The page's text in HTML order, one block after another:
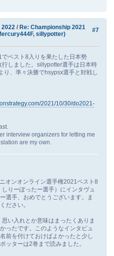
#7
/ Re: Championship 2021
sillypotter)
ベスト8入りを果たした日本勢
しました。sillypotter選手は日本時
り、準々決勝でhsypsx選手と対戦し
2021/10/30/do2021-
interview organizers for letting me
are my own.
オンオンライン選手権2021ベスト8
りーぽったー選手）にインタヴュ
選手、おめでとうございます。ま
ださい。
い入れとか意味はまったくありま
ったです。このようなインタビュ
前を付けておけばよかったと少し
ッターは2巻まで読みました。